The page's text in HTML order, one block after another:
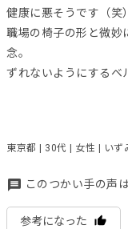
健康に悪そうです（笑
職場の椅子の形と微妙
念。
ずれないようにするベ
東京都 | 30代 | 女性 | いず
このつかい手の声
参考になった